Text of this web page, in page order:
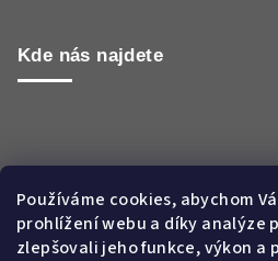
Používáme cookies, abychom
prohlížení webu a díky analýze
zlepšovali jeho funkce, výkon a
Kde nás najdete